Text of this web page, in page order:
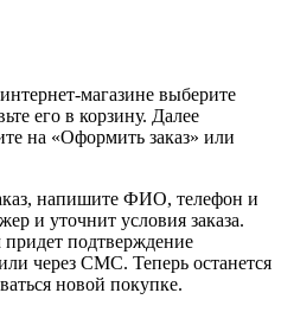
магазине выберите
его в корзину. Далее
на «Оформить заказ» или
напишите ФИО, телефон и
и уточнит условия заказа.
придет подтверждение
через СМС. Теперь останется
новой покупке.